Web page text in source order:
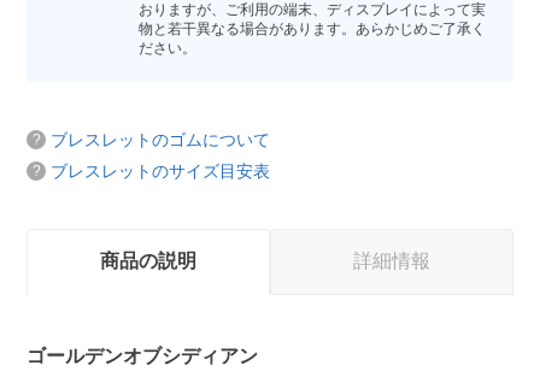
おりますが、ご利用の端末、ディスプレイによって実
物と若干異なる場合があります。あらかじめご了承く
ださい。
ブレスレットのゴムについて
ブレスレットのサイズ目安表
商品の説明 詳細情報
ゴールデンオブシディアン